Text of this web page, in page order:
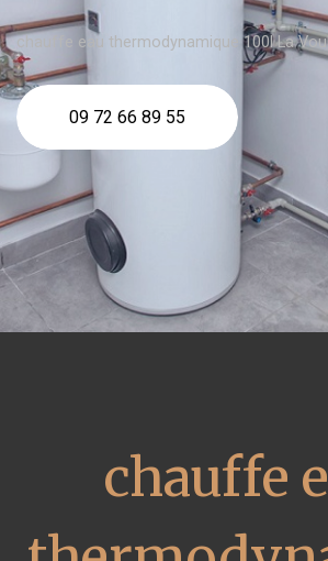
chauffe eau thermodynamique 100l La
09 72 66 89 55
chauffe